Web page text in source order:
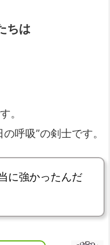
ちは
。
呼吸”の剣士です。
に強かったんだ